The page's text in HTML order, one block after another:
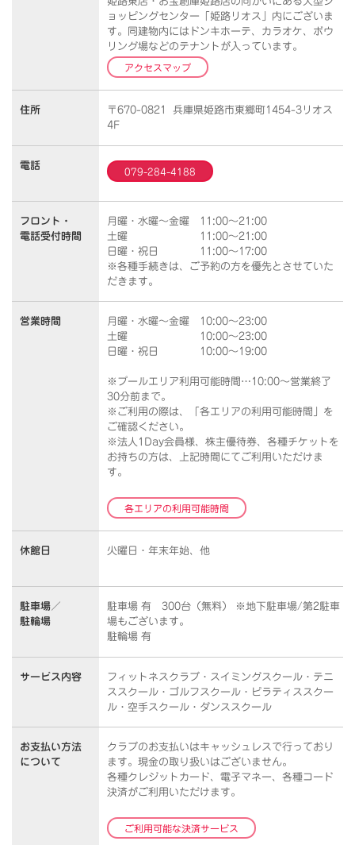
ョッピングセンター「姫路リオス」内にございま
す。同建物内にはドンキホーテ、カラオケ、ボウ
リング場などのテナントが入っています。
アクセスマップ
住所
〒670-0821 兵庫県姫路市東郷町1454-3リオス
4F
電話
079-284-4188
フロント・
電話受付時間
月曜・水曜～金曜 11:00～21:00
土曜 11:00～21:00
日曜・祝日 11:00～17:00
※各種手続きは、ご予約の方を優先とさせていた
だきます。
営業時間
月曜・水曜～金曜 10:00～23:00
土曜 10:00～23:00
日曜・祝日 10:00～19:00
※プールエリア利用可能時間…10:00～営業終了
30分前まで。
※ご利用の際は、「各エリアの利用可能時間」を
ご確認ください。
※法人1Day会員様、株主優待券、各種チケットを
お持ちの方は、上記時間にてご利用いただけま
す。
各エリアの利用可能時間
休館日 火曜日・年末年始、他
駐車場／
駐輪場
駐車場 有 300台（無料） ※地下駐車場/第2駐車
場もございます。
駐輪場 有
サービス内容
フィットネスクラブ・スイミングスクール・テニ
ススクール・ゴルフスクール・ピラティススクー
ル・空手スクール・ダンススクール
お支払い方法
について
クラブのお支払いはキャッシュレスで行っており
ます。 現金の取り扱いはございません。
各種クレジットカード、電子マネー、各種コード
決済がご利用いただけます。
ご利用可能な決済サービス